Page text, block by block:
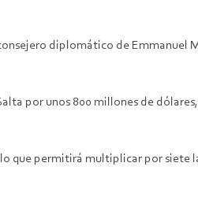
diplomático de Emmanuel
por unos 800 millones de
que permitirá multiplicar por siete